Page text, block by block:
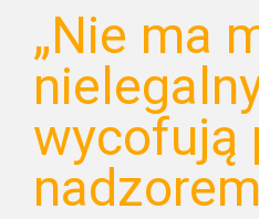
„Nie ma
wycofują